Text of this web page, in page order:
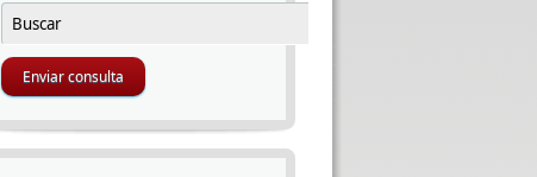
FORMULARIO DE BÚSQUEDA
Buscar